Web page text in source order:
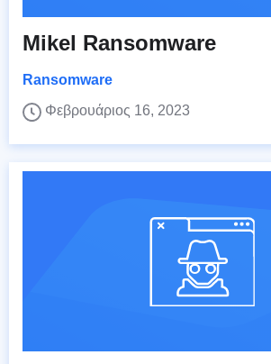
Mikel Ransomware
Ransomware
Φεβρουάριος 16, 2023